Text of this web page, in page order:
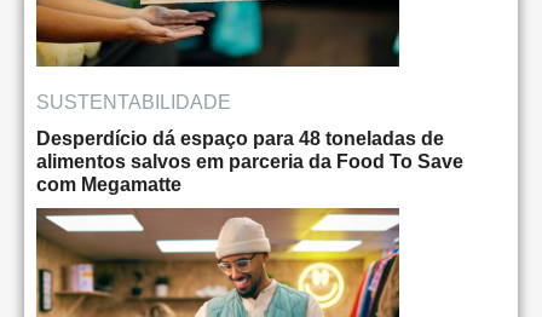
SUSTENTABILIDADE
Desperdício dá espaço para 48 toneladas de
alimentos salvos em parceria da Food To Save
com Megamatte